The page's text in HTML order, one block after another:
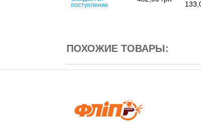
поступление
ПОХОЖИЕ ТОВАРЫ: